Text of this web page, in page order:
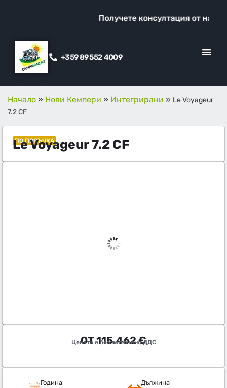
Получете консултация от наш
+359 89 552 4009
Начало » Нови Кемпери » Интегрирани » Le Voyageur
7.2 CF
ПО ПОРЪЧКА
Le Voyageur 7.2 CF
ОТ115.462€
Цената е без включено ДДС
Година Дължина